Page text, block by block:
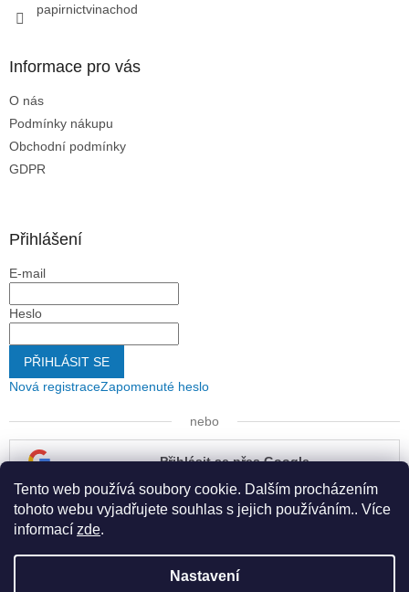
Tento web používá soubory cookie. Dalším procházením
tohoto webu vyjadřujete souhlas s jejich používáním.. Více
informací zde.
Nastavení
papirnictvinachod
Informace pro vás
O nás
Podmínky nákupu
Obchodní podmínky
GDPR
Přihlášení
E-mail
Heslo
PŘIHLÁSIT SE
Nová registraceZapomenuté heslo
nebo
Přihlásit se přes Google
Přihlásit se přes Seznam
Vytvořil Shoptet